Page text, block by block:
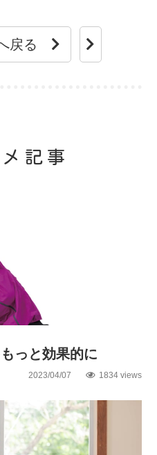
戻る
記事
っと効果的に
2023/04/07 1834 views